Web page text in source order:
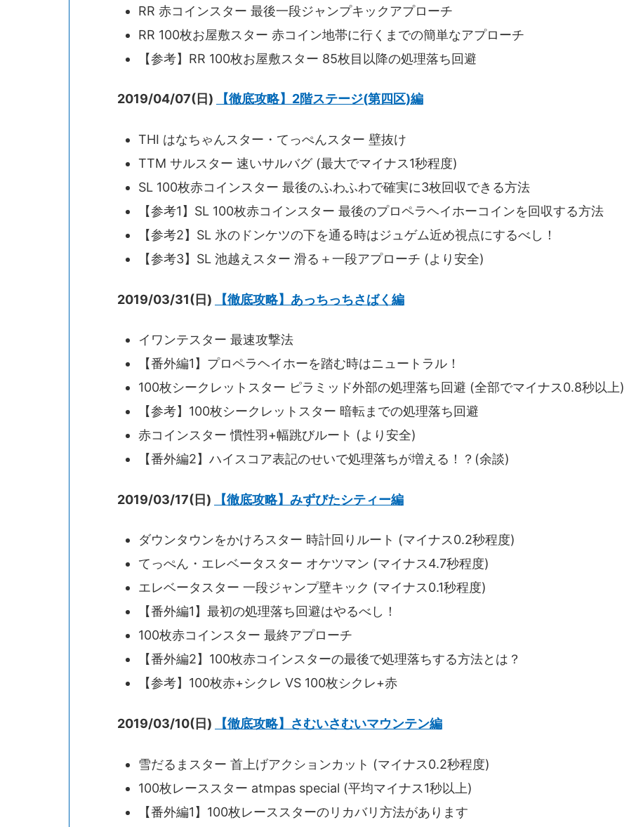
RR 赤コインスター 最後一段ジャンプキックアプローチ
RR 100枚お屋敷スター 赤コイン地帯に行くまでの簡単なアプローチ
【参考】RR 100枚お屋敷スター 85枚目以降の処理落ち回避
2019/04/07(日) 【徹底攻略】2階ステージ(第四区)編
THI はなちゃんスター・てっぺんスター 壁抜け
TTM サルスター 速いサルバグ (最大でマイナス1秒程度)
SL 100枚赤コインスター 最後のふわふわで確実に3枚回収できる方法
【参考1】SL 100枚赤コインスター 最後のプロペラヘイホーコインを回収する方法
【参考2】SL 氷のドンケツの下を通る時はジュゲム近め視点にするべし！
【参考3】SL 池越えスター 滑る＋一段アプローチ (より安全)
2019/03/31(日) 【徹底攻略】あっちっちさばく編
イワンテスター 最速攻撃法
【番外編1】プロペラヘイホーを踏む時はニュートラル！
100枚シークレットスター ピラミッド外部の処理落ち回避 (全部でマイナス0.8秒以上)
【参考】100枚シークレットスター 暗転までの処理落ち回避
赤コインスター 慣性羽+幅跳びルート (より安全)
【番外編2】ハイスコア表記のせいで処理落ちが増える！？(余談)
2019/03/17(日) 【徹底攻略】みずびたシティー編
ダウンタウンをかけろスター 時計回りルート (マイナス0.2秒程度)
てっぺん・エレベータスター オケツマン (マイナス4.7秒程度)
エレベータスター 一段ジャンプ壁キック (マイナス0.1秒程度)
【番外編1】最初の処理落ち回避はやるべし！
100枚赤コインスター 最終アプローチ
【番外編2】100枚赤コインスターの最後で処理落ちする方法とは？
【参考】100枚赤+シクレ VS 100枚シクレ+赤
2019/03/10(日) 【徹底攻略】さむいさむいマウンテン編
雪だるまスター 首上げアクションカット (マイナス0.2秒程度)
100枚レーススター atmpas special (平均マイナス1秒以上)
【番外編1】100枚レーススターのリカバリ方法があります